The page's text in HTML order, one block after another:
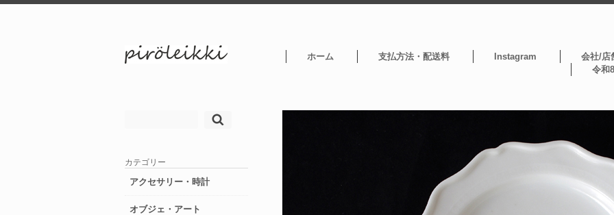
ホーム 支払方法・配送料 Instagram
会社/店
令和
カテゴリー
アクセサリー・時計
オブジェ・アート